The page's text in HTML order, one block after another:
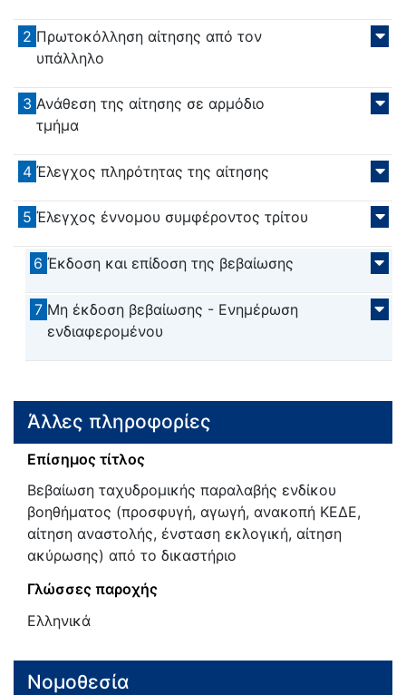
2 Πρωτοκόλληση αίτησης από τον
υπάλληλο
3 Ανάθεση της αίτησης σε αρμόδιο
τμήμα
4 Έλεγχος πληρότητας της αίτησης
5 Έλεγχος έννομου συμφέροντος τρίτου
6 Έκδοση και επίδοση της βεβαίωσης
7 Μη έκδοση βεβαίωσης - Ενημέρωση
ενδιαφερομένου
Άλλες πληροφορίες
Επίσημος τίτλος
Βεβαίωση ταχυδρομικής παραλαβής ενδίκου
βοηθήματος (προσφυγή, αγωγή, ανακοπή ΚΕΔΕ,
αίτηση αναστολής, ένσταση εκλογική, αίτηση
ακύρωσης) από το δικαστήριο
Γλώσσες παροχής
Ελληνικά
Νομοθεσία